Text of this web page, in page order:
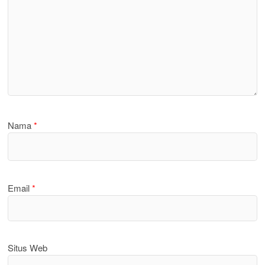
Nama*
Email*
Situs Web